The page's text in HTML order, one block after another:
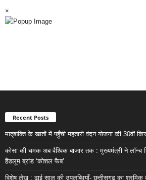
×
Recent Posts
मातृशक्ति के खातों में पहुँची महतारी वंदन योजना की 30वीं
कोसा की चमक अब वैश्विक बाजार तक : मुख्यमंत्री ने लॉन्च
हैंडलूम ब्रांड ‘कोशल फैब’
विशेष लेख : ढाई साल की उपलब्धियाँ- छत्तीसगढ़ का श्रमिक